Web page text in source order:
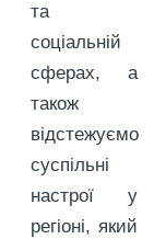
та
соціальній
сферах, а
також
відстежуємо
суспільні
настрої у
регіоні, який